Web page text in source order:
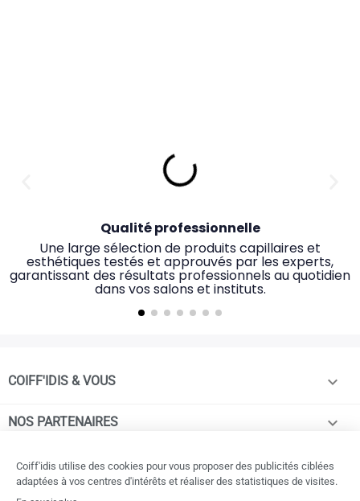
Qualité professionnelle
Une large sélection de produits capillaires et
esthétiques testés et approuvés par les experts,
garantissant des résultats professionnels au quotidien
dans vos salons et instituts.
COIFF'IDIS & VOUS 
NOS PARTENAIRES 
NOTRE OFFRE ET SERVICES 